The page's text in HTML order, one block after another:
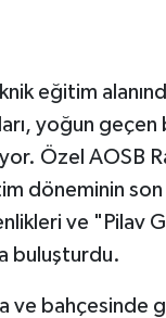
eğitim
yoğun geçen
Özel AOSB
döneminin son
ve "Pilav
buluşturdu.
ve